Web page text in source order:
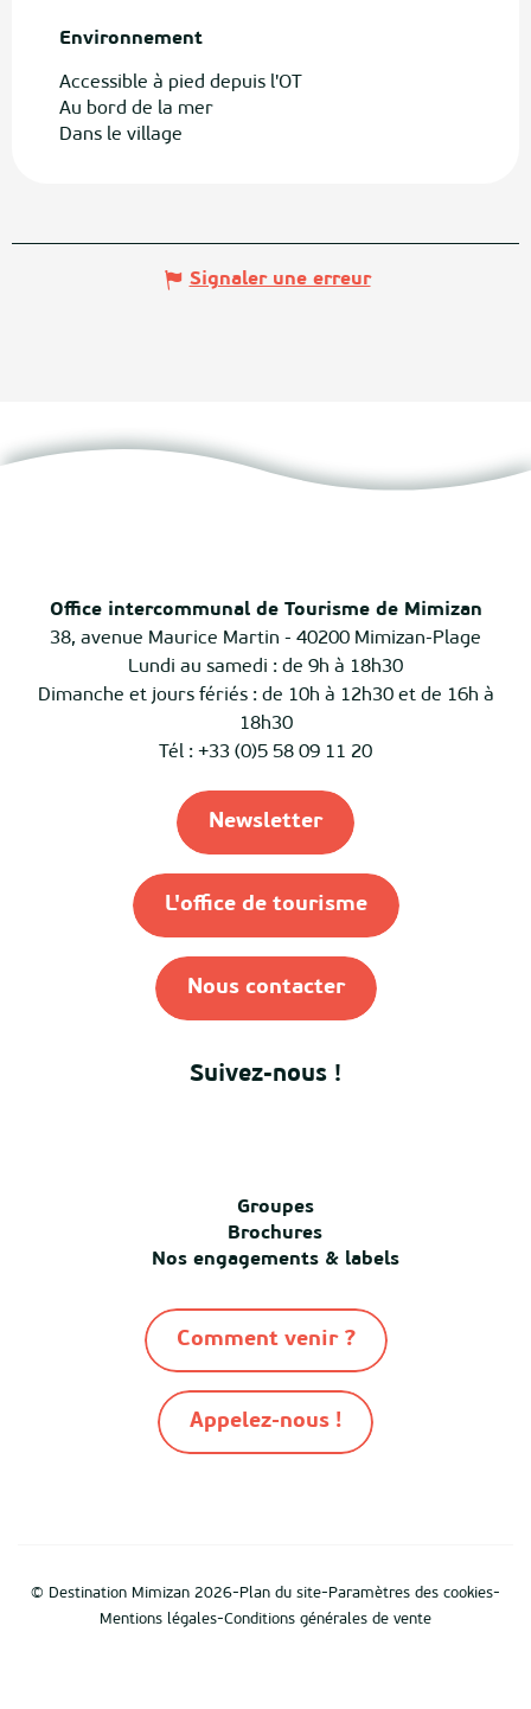
Environnement
Environnement
Accessible à pied depuis l'OT
Au bord de la mer
Dans le village
Signaler une erreur
Office intercommunal de Tourisme de Mimizan
38, avenue Maurice Martin - 40200 Mimizan-Plage
Lundi au samedi : de 9h à 18h30
Dimanche et jours fériés : de 10h à 12h30 et de 16h à
18h30
Tél : +33 (0)5 58 09 11 20
Newsletter
L'office de tourisme
Nous contacter
Suivez-nous !
Groupes
Brochures
Nos engagements & labels
Comment venir ?
Appelez-nous !
© Destination Mimizan 2026- Plan du site- Paramètres des cookies-
Mentions légales-Conditions générales de vente